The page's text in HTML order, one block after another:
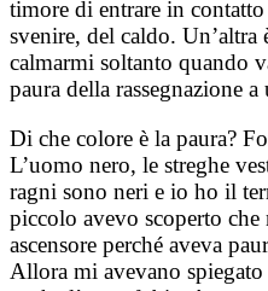
timore di entrare in
svenire, del caldo. Un’altra
calmarmi soltanto quando
paura della rassegnazione
Di che colore è la paura?
L’uomo nero, le streghe
ragni sono neri e io ho il
piccolo avevo scoperto
ascensore perché aveva
Allora mi avevano spiegato